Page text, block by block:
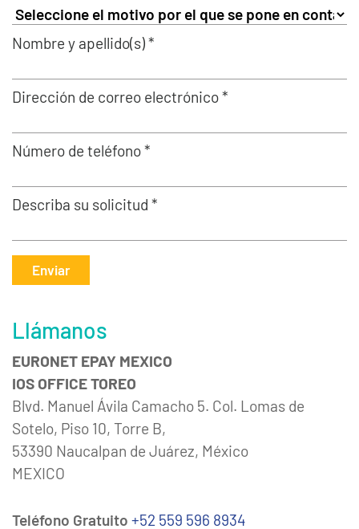
Nombre y apellido(s) *
Dirección de correo electrónico *
Número de teléfono *
Describa su solicitud *
Enviar
Llámanos
EURONET EPAY MEXICO
IOS OFFICE TOREO
Blvd. Manuel Ávila Camacho 5. Col. Lomas de
Sotelo, Piso 10, Torre B,
53390 Naucalpan de Juárez, México
MEXICO
Teléfono Gratuito +52 559 596 8934